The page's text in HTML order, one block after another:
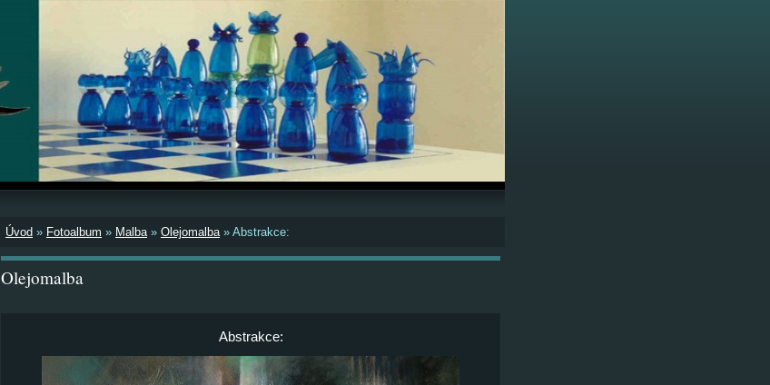
Úvod » Fotoalbum » Malba» Olejomalba» Abstrakce:
Olejomalba
Abstrakce: